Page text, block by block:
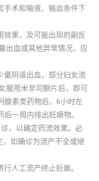
手术和输液、输血条件下
效果，及可能出现的副反
出血或其他异常情况，应
量阴道出血，部分妇女流
服用米非司酮片后，即可
腺素类药物后，6小时左
一周内排出妊娠物。
，以确定药流效果。必
，如确诊为流产不全或继
人工流产终止妊娠。